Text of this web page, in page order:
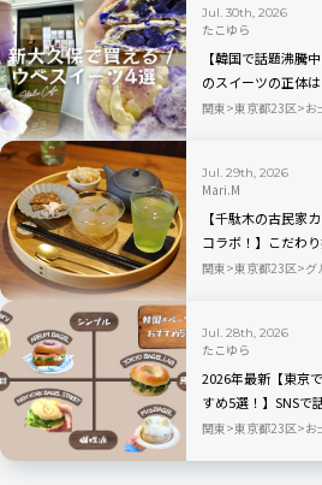
Jul. 30th, 2026
たこゆら
【韓国で話題沸騰
のスイーツの正体
選を実食レビュー
関東 東京都23区 お
Jul. 29th, 2026
Mari.M
【千駄木の古民家
コラボ！】こだわ
定の冷茶と和菓子が
関東 東京都23区 グ
Jul. 28th, 2026
たこゆら
2026年最新【東京
すめ5選！】SNSで
ー
関東 東京都23区 お